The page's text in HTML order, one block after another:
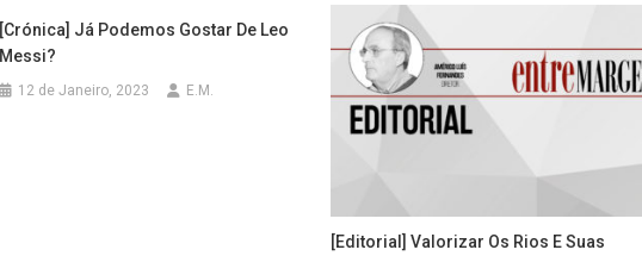
[Crónica] Já Podemos Gostar De Leo
Messi?
12 de Janeiro, 2023 E.M.
[Editorial] Valorizar Os Rios E Suas